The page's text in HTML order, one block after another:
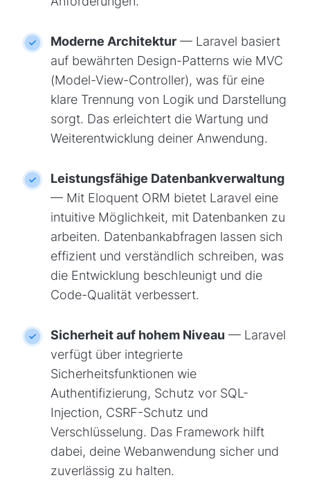
Moderne Architektur— Laravel basiert
auf bewährten Design-Patterns wie MVC
(Model-View-Controller), was für eine
klare Trennung von Logik und Darstellung
sorgt. Das erleichtert die Wartung und
Weiterentwicklung deiner Anwendung.
Leistungsfähige Datenbankverwaltung
— Mit Eloquent ORM bietet Laravel eine
intuitive Möglichkeit, mit Datenbanken zu
arbeiten. Datenbankabfragen lassen sich
effizient und verständlich schreiben, was
die Entwicklung beschleunigt und die
Code-Qualität verbessert.
Sicherheit auf hohem Niveau — Laravel
verfügt über integrierte
Sicherheitsfunktionen wie
Authentifizierung, Schutz vor SQL-
Injection, CSRF-Schutz und
Verschlüsselung. Das Framework hilft
dabei, deine Webanwendung sicher und
zuverlässig zu halten.